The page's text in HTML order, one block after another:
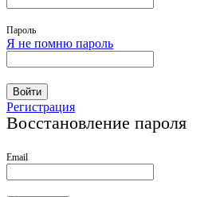
Пароль
Я не помню пароль
Войти
Регистрация
Восстановление пароля
Email